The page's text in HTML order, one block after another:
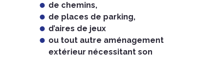
de chemins,
de places de parking,
d’aires de jeux
ou tout autre aménagement
extérieur nécessitant son